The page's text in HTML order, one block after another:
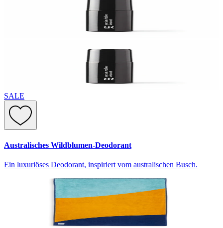
SALE
Australisches Wildblumen-Deodorant
Ein luxuriöses Deodorant, inspiriert vom australischen Busch.